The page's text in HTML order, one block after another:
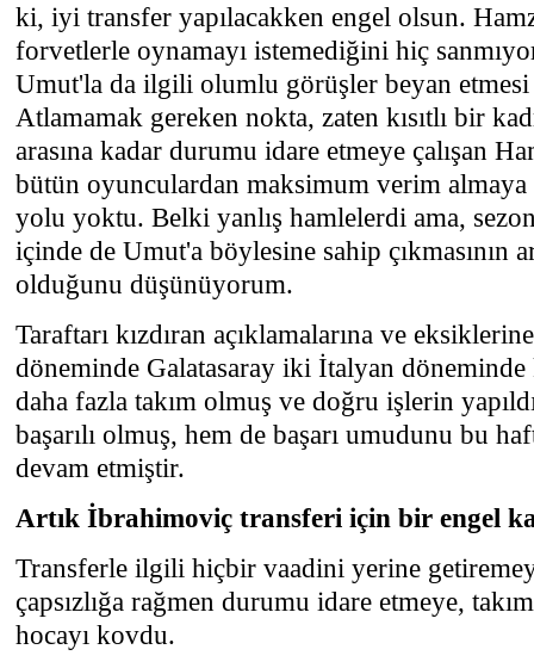
ki, iyi transfer yapılacakken engel olsun.
forvetlerle oynamayı istemediğini hiç
Umut'la da ilgili olumlu görüşler beyan etmesi
Atlamamak gereken nokta, zaten kısıtlı bir
arasına kadar durumu idare etmeye çalışan
bütün oyunculardan maksimum verim almaya
yolu yoktu. Belki yanlış hamlelerdi ama,
içinde de Umut'a böylesine sahip çıkmasının
olduğunu düşünüyorum.
Taraftarı kızdıran açıklamalarına ve
döneminde Galatasaray iki İtalyan
daha fazla takım olmuş ve doğru işlerin
başarılı olmuş, hem de başarı umudunu bu
devam etmiştir.
Artık İbrahimoviç transferi için bir engel
Transferle ilgili hiçbir vaadini yerine
çapsızlığa rağmen durumu idare etmeye,
hocayı kovdu.